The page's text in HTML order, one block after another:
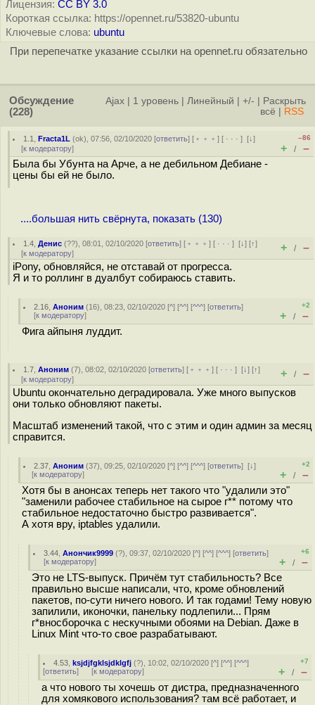
Лицензия: CC BY 3.0
Короткая ссылка: https://opennet.ru/53820-ubuntu
Ключевые слова: ubuntu
При перепечатке указание ссылки на opennet.ru обязательно
Обсуждение
(228)
Ajax 1 уровень Линейный +/-
Раскрыть
всё
RSS
1.1 ,Fracta1L (ok), 07:56, 02/10/2020 [ответить] [ ﹢﹢﹢] [ · · ·][↓]
[к модератору]
–86
+ / –
Была бы Убунта на Арче, а не дебильном Дебиане -
цены бы ей не было.
....большая нить свёрнута, показать (130)
1.4 ,Денис (??), 08:01, 02/10/2020 [ответить] [ ﹢﹢﹢] [ · · ·][↓] [↑]
[к модератору] + / –
iPony, обновляйся, не отставай от прогресса.
Я и то роллинг в дуалбут собираюсь ставить.
2.16 ,Аноним (16), 08:23, 02/10/2020 [^] [^^] [^^^] [ответить]
[к модератору]
+2
+ / –
Фига айпыня луддит.
1.7 ,Аноним (7), 08:02, 02/10/2020 [ответить] [ ﹢﹢﹢] [ · · ·][↓] [↑]
[к модератору] + / –
Ubuntu окончательно деградировала. Уже много выпусков
они только обновляют пакеты.
Масштаб изменений такой, что с этим и один админ за месяц
справится.
2.37 ,Аноним (37), 09:25, 02/10/2020 [^] [^^] [^^^] [ответить][↓]
[к модератору]
+2
+ / –
Хотя бы в анонсах теперь нет такого что "удалили это"
"заменили рабочее стабильное на сырое г** потому что
стабильное недостаточно быстро развивается".
А хотя вру, iptables удалили.
3.44 ,Анончик9999 (?), 09:37, 02/10/2020 [^] [^^] [^^^] [ответить]
[к модератору]
+6
+ / –
Это не LTS-выпуск. Причём тут стабильность? Все
правильно высше написали, что, кроме обновлений
пакетов, по-сути ничего нового. И так годами! Тему новую
запилили, иконочки, панельку подлепили... Прям
г*вносборочка с нескучными обоями на Debian. Даже в
Linux Mint что-то свое разрабатывают.
4.53 ,ksjdjfgklsjdklgfj (?), 10:02, 02/10/2020 [^] [^^] [^^^]
[ответить] [к модератору]
+7
+ / –
а что нового ты хочешь от дистра, предназначенного
для хомякового использования? там всё работает, и